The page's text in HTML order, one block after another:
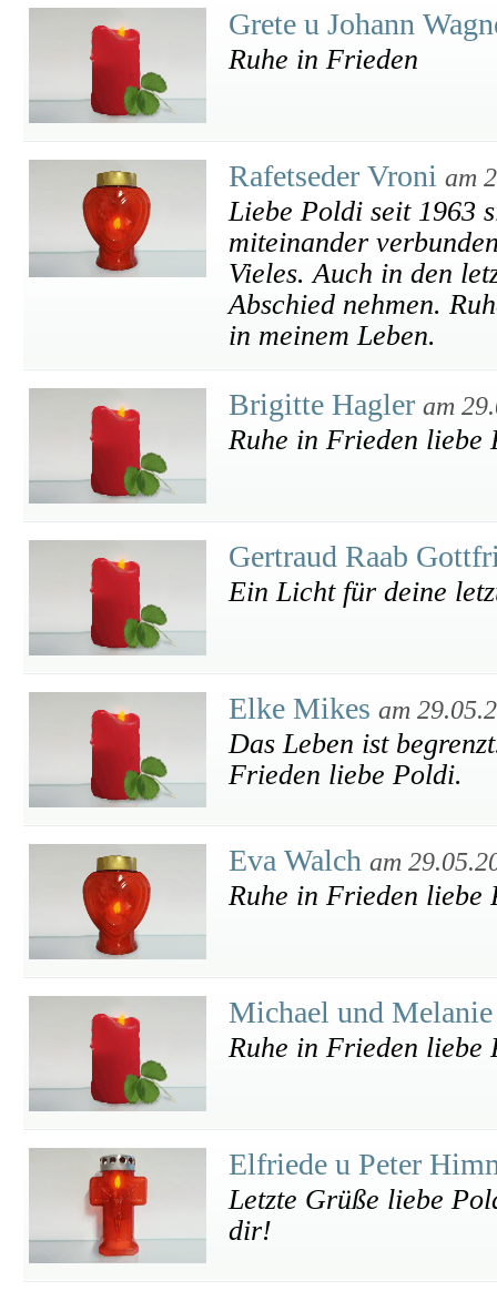
Grete u Johann
Ruhe in Frieden
Rafetseder Vroni am
Liebe Poldi seit 1963
miteinander
Vieles. Auch in den
Abschied nehmen.
in meinem Leben.
Brigitte Hagler am
Ruhe in Frieden liebe
Gertraud Raab
Ein Licht für deine
Elke Mikes am
Das Leben ist
Frieden liebe Poldi.
Eva Walch am
Ruhe in Frieden liebe
Michael und
Ruhe in Frieden liebe
Elfriede u Peter
Letzte Grüße liebe
dir!